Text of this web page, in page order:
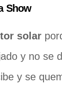
Show
solar
y no se
y se